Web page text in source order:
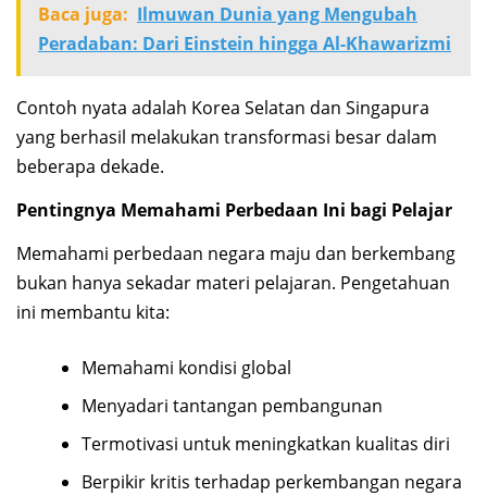
Baca juga: Ilmuwan Dunia yang Mengubah
Peradaban: Dari Einstein hingga Al-Khawarizmi
Contoh nyata adalah Korea Selatan dan Singapura
yang berhasil melakukan transformasi besar dalam
beberapa dekade.
Pentingnya Memahami Perbedaan Ini bagi Pelajar
Memahami perbedaan negara maju dan berkembang
bukan hanya sekadar materi pelajaran. Pengetahuan
ini membantu kita:
Memahami kondisi global
Menyadari tantangan pembangunan
Termotivasi untuk meningkatkan kualitas diri
Berpikir kritis terhadap perkembangan negara